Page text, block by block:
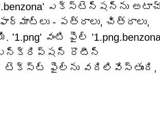
ఎక్స్‌టెన్షన్‌ను
- పత్రాలు, చిత్రాలు,
వంటి ఫైల్
దాని ఎన్‌క్రిప్షన్ రొటీన్
టెక్స్ట్ ఫైల్‌ను